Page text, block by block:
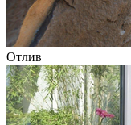
Отлив